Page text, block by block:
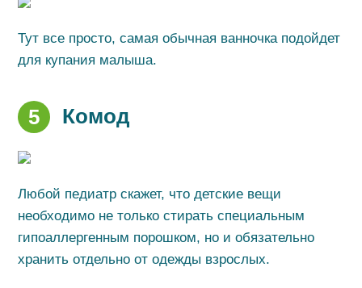
Тут все просто, самая обычная ванночка подойдет
для купания малыша.
5 Комод
Любой педиатр скажет, что детские вещи
необходимо не только стирать специальным
гипоаллергенным порошком, но и обязательно
хранить отдельно от одежды взрослых.